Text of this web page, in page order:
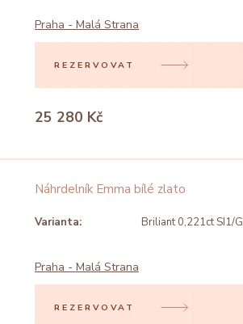
Praha - Malá Strana
REZERVOVAT
25 280 Kč
Náhrdelník Emma bílé zlato
Varianta: Briliant 0,221ct SI1/G
Praha - Malá Strana
REZERVOVAT